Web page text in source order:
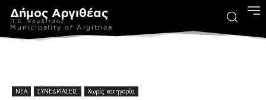
Δήμος Αργιθέας
Π.Ε. Καρδίτσας
Municipality of Argithea
ΝΕΑ ΣΥΝΕΔΡΙΑΣΕΙΣ Χωρίς κατηγορία